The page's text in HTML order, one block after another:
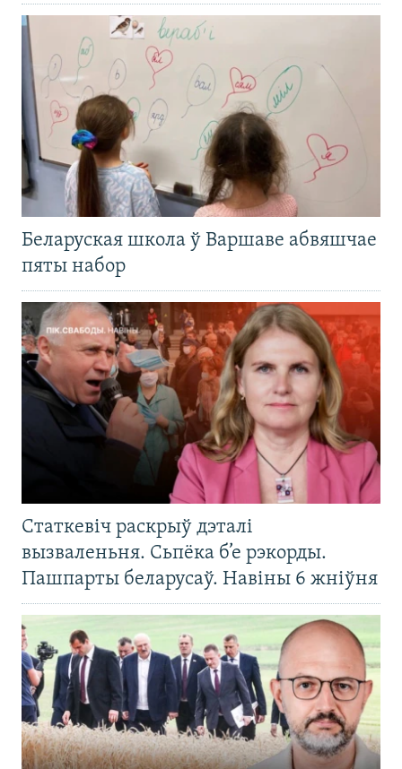
Беларуская школа ў Варшаве абвяшчае
пяты набор
Статкевіч раскрыў дэталі
вызваленьня. Сьпёка б’е рэкорды.
Пашпарты беларусаў. Навіны 6 жніўня